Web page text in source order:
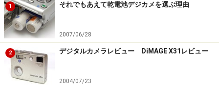
こだわりオート F5.8 1/80秒 ISO200 デジタルテレコンで2
倍にすると224mm相当まで被写体に寄れる
1 それでもあえて乾電池デジカメを選ぶ理由
2007/06/28
2 デジタルカメラレビュー DiMAGE X31レビュー
2004/07/23